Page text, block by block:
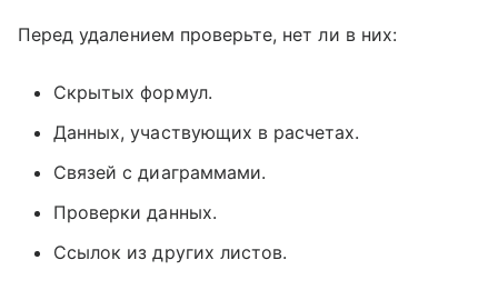
Перед удалением проверьте, нет ли в них:
Скрытых формул.
Данных, участвующих в расчетах.
Связей с диаграммами.
Проверки данных.
Ссылок из других листов.